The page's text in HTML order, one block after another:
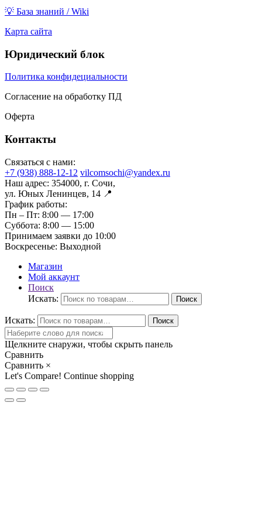
💡 База знаний / Wiki
Карта сайта
Юридический блок
Политика конфидециальности
Согласение на обработку ПД
Оферта
Контакты
Связаться с нами:
+7 (938) 888-12-12 vilcomsochi@yandex.ru
Наш адрес: 354000, г. Сочи,
ул. Юных Ленинцев, 14 📍
График работы:
Пн – Пт: 8:00 — 17:00
Суббота: 8:00 — 15:00
Принимаем заявки до 10:00
Воскресенье: Выходной
Магазин
Мой аккаунт
Поиск
Искать:
Поиск
Искать: Поиск
Щелкните снаружи, чтобы скрыть панель
Сравнить
Сравнить ×
Let's Compare! Continue shopping